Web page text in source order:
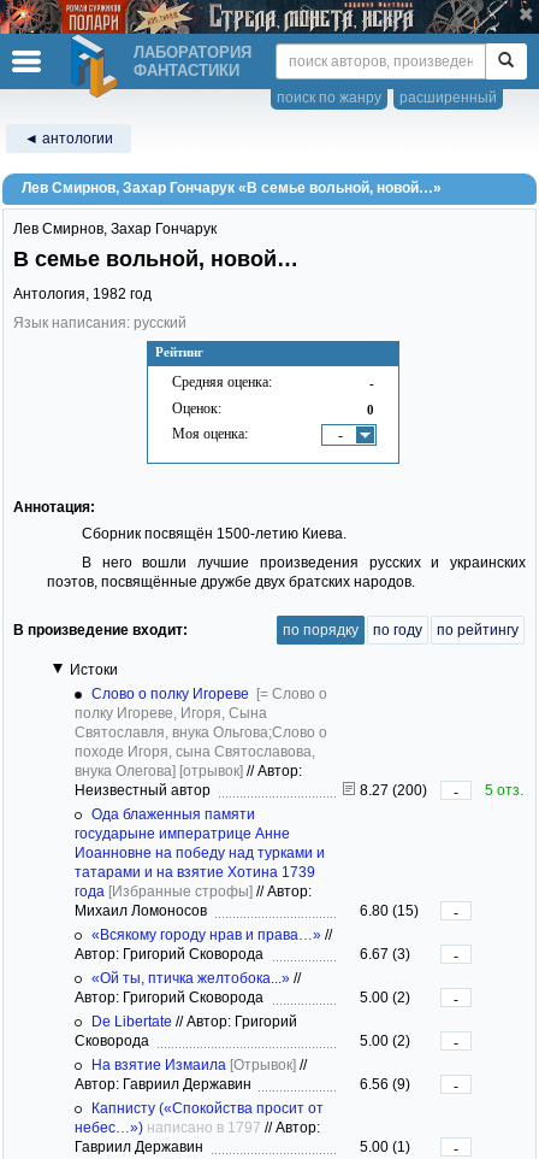
ЛАБОРАТОРИЯ
ФАНТАСТИКИ
расширенный
поиск по жанру
◄ антологии
Лев Смирнов, Захар Гончарук «В семье вольной, новой…»
Рейтинг
Средняя оценка: -
Оценок: 0
Моя оценка: -
Лев Смирнов, Захар Гончарук
В семье вольной, новой…
Антология, 1982 год
Язык написания: русский
Аннотация:
Сборник посвящён 1500-летию Киева.
В него вошли лучшие произведения русских и украинских
поэтов, посвящённые дружбе двух братских народов.
В произведение входит: по порядку по году по рейтингу
Истоки
Слово о полку Игореве [= Слово о
полку Игореве, Игоря, Сына
Святославля, внука Ольгова;Слово о
походе Игоря, сына Святославова,
внука Олегова] [отрывок] //Автор:
Неизвестный автор
8.27 (200) -
5 отз.
Ода блаженныя памяти
государыне императрице Анне
Иоанновне на победу над турками и
татарами и на взятие Хотина 1739
года [Избранные строфы] //Автор:
Михаил Ломоносов
6.80 (15)
-
«Всякому городу нрав и права…» //
Автор: Григорий Сковорода
6.67 (3)
-
«Ой ты, птичка желтобока...» //
Автор: Григорий Сковорода
5.00 (2)
-
De Libertate //Автор: Григорий
Сковорода
5.00 (2)
-
На взятие Измаила [Отрывок] //
Автор: Гавриил Державин
6.56 (9)
-
Капнисту («Спокойства просит от
небес…») написано в 1797 //Автор:
Гавриил Державин
5.00 (1)
-